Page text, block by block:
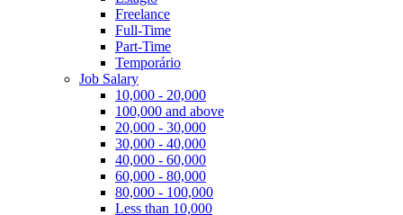
Freelance
Full-Time
Part-Time
Temporário
Job Salary
10,000 - 20,000
100,000 and above
20,000 - 30,000
30,000 - 40,000
40,000 - 60,000
60,000 - 80,000
80,000 - 100,000
Less than 10,000